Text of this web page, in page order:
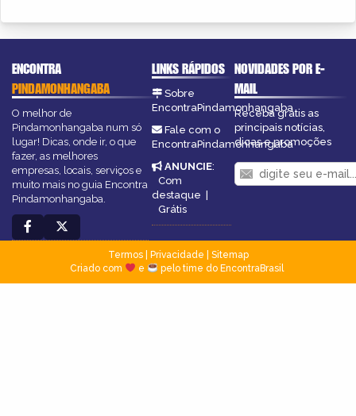
ENCONTRA
PINDAMONHANGABA
O melhor de
Pindamonhangaba num só
lugar! Dicas, onde ir, o que
fazer, as melhores
empresas, locais, serviços e
muito mais no guia Encontra
Pindamonhangaba.
LINKS RÁPIDOS
Sobre
EncontraPindamonhangaba
Fale com o
EncontraPindamonhangaba
ANUNCIE:
Com
destaque |
Grátis
NOVIDADES POR E-
MAIL
Receba grátis as
principais notícias,
dicas e promoções
Termos| Privacidade
Sitemap
Criado com
e pelo time do EncontraBrasil